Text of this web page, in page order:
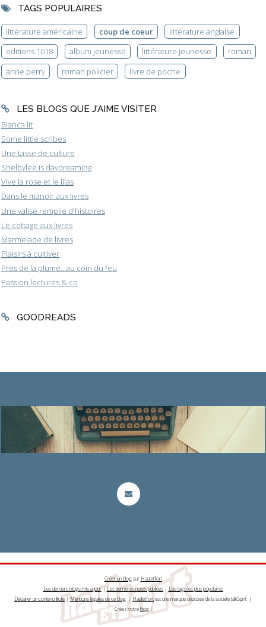
TAGS POPULAIRES
littérature américaine coup de coeur
littérature anglaise
editions 1018
album jeunesse littérature jeunesse
roman
anne perry
roman policier livre de poche
LES BLOGS QUE J'AIME VISITER
Bianca lit
Some little scribes
Une tasse de culture
Shelbylee is daydreaming
Vive la rose et le lilas
Dans le manoir aux livres
Une valise remplie d'histoires
Le cottage aux livres
Marmelade de livres
Plaisirs à cultiver
Près de la plume...au coin du feu
Passion lectures & co
GOODREADS
Créer un blogsur Hautetfort
Les derniers blogs mis à jour|Les dernières notes publiées| Les tags les plus populaires
Déclarer un contenu illicite| Mentions légales de ce blog |Hautetfortest une marque déposée de la société talkSpirit |
Créez votreblog!